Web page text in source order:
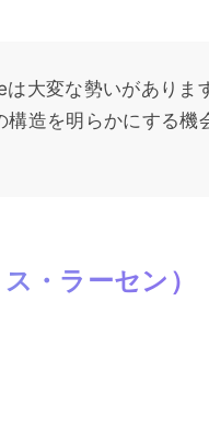
大変な勢いがありま
造を明らかにする機
・ラーセン）